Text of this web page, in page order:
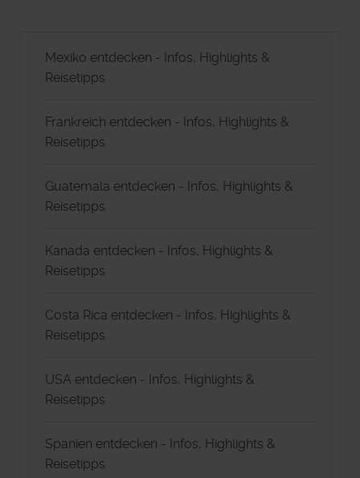
Mexiko entdecken - Infos, Highlights &
Reisetipps
Frankreich entdecken - Infos, Highlights &
Reisetipps
Guatemala entdecken - Infos, Highlights &
Reisetipps
Kanada entdecken - Infos, Highlights &
Reisetipps
Costa Rica entdecken - Infos, Highlights &
Reisetipps
USA entdecken - Infos, Highlights &
Reisetipps
Spanien entdecken - Infos, Highlights &
Reisetipps